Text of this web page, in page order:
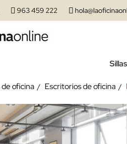
963 459 222
Sillas
de oficina Escritorios de oficina